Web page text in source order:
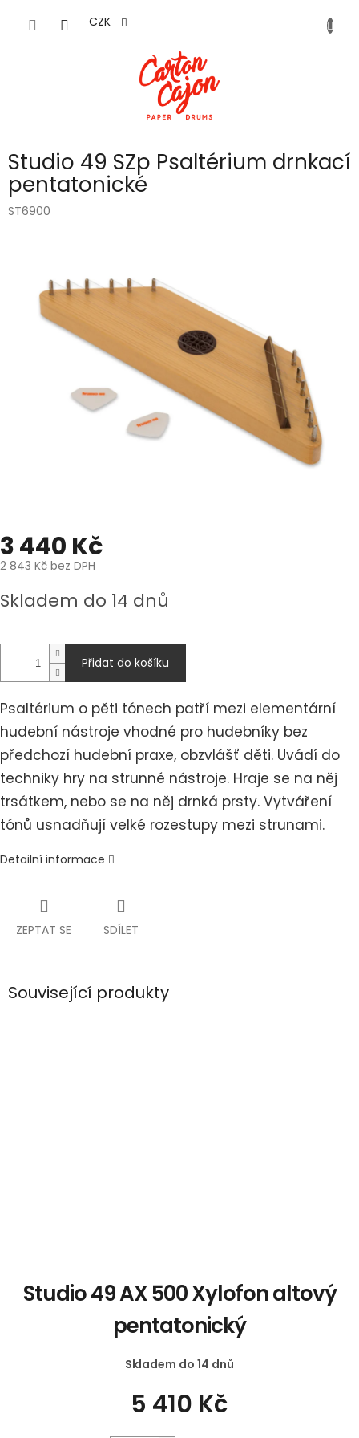
CZK
Studio 49 SZp Psaltérium drnkací
pentatonické
ST6900
3 440 Kč
2 843 Kč bez DPH
cena:
Skladem do 14 dnů
Přidat do košíku
Psaltérium o pěti tónech patří mezi elementární
hudební nástroje vhodné pro hudebníky bez
předchozí hudební praxe, obzvlášť děti. Uvádí do
techniky hry na strunné nástroje. Hraje se na něj
trsátkem, nebo se na něj drnká prsty. Vytváření
tónů usnadňují velké rozestupy mezi strunami.
Detailní informace
ZEPTAT SE SDÍLET
Související produkty
Studio 49 AX 500 Xylofon altový
pentatonický
Skladem do 14 dnů
5 410 Kč